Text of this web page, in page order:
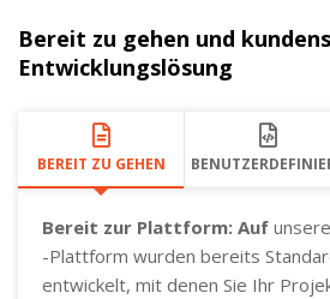
Bereit zu gehen und
Entwicklungslösung
BEREIT ZU GEHEN
Bereit zur Plattform: Auf
-Plattform wurden bereits
entwickelt, mit denen Sie Ihr